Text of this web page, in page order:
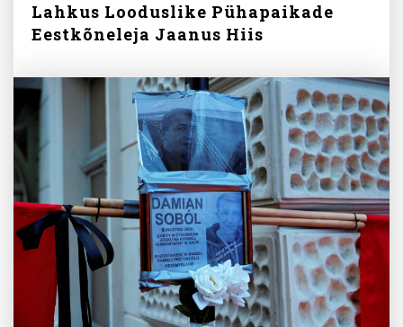
Lahkus Looduslike Pühapaikade
Eestkõneleja Jaanus Hiis